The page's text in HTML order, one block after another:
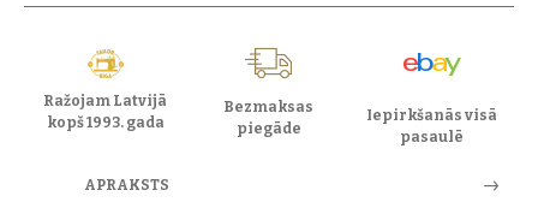
Ražojam Latvijā
kopš 1993. gada
Bezmaksas
piegāde
Iepirkšanās visā
pasaulē
APRAKSTS